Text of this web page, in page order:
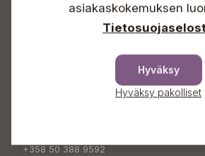
+358 50 388 9592
+358 50 388 9592
asiakaskokemuksen
Hyväksy
Hyväksy pakolliset